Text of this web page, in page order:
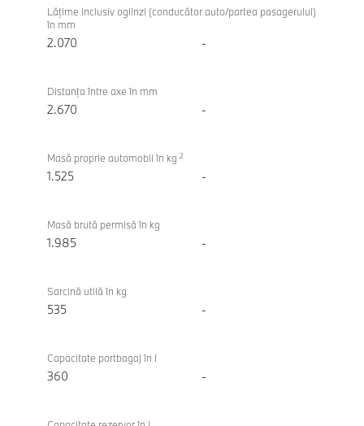
Lăţime inclusiv oglinzi (conducător auto/partea pasagerului)
în mm
2.070 -
Distanţa între axe în mm
2.670 -
Masă proprie automobil în kg 2
1.525 -
Masă brută permisă în kg
1.985 -
Sarcină utilă în kg
535 -
Capacitate portbagaj în l
360 -